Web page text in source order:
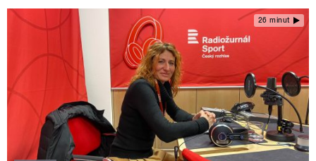
26 minut